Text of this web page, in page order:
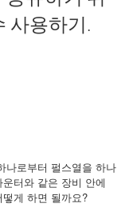
사용하기.
나로부터 펄스열을 하나
터와 같은 장비 안에
게 하면 될까요?